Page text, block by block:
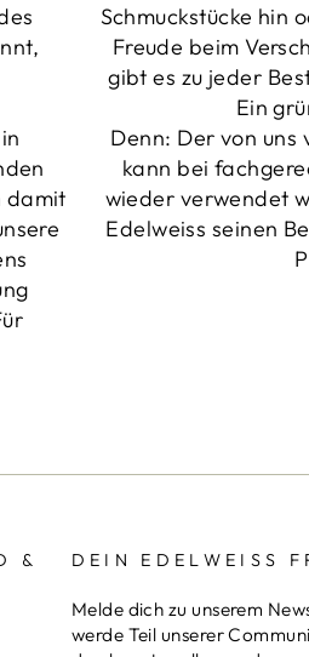
damit
Schmuckstücke hin
Freude beim
gibt es zu jeder
Ein
Denn: Der von uns
kann bei
wieder verwendet
Edelweiss seinen
&
DEIN EDELWEISS
Melde dich zu unserem
werde Teil unserer